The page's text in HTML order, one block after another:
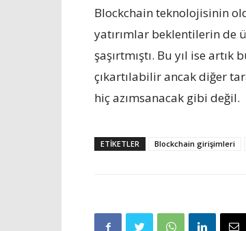
Blockchain teknolojisinin
yatırımlar beklentilerin de
şaşırtmıştı. Bu yıl ise
çıkartılabilir ancak diğer
hiç azımsanacak gibi değil.
ETIKETLER Blockchain girişimleri